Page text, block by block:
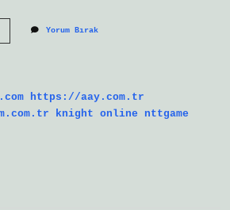
Yorum Bırak
https://aay.com.tr
knight online
nttgame